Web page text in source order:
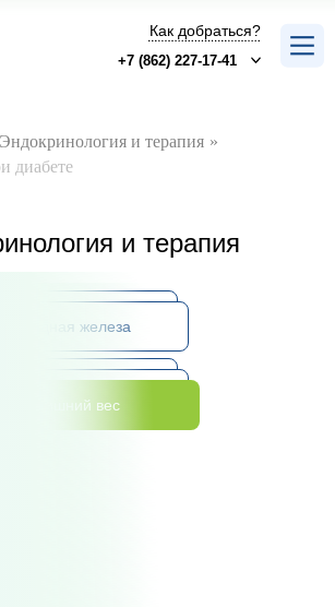
+7 (862) 227-17-41
Как добраться?
Эндокринология и терапия »
диабете
железа
терапевта
Излишний вес
и терапия